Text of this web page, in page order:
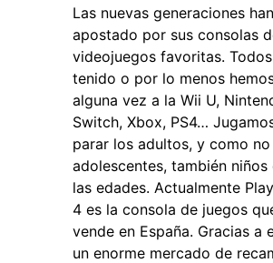
Las nuevas generaciones han
apostado por sus consolas
videojuegos favoritas.
tenido o por lo menos
alguna vez a la Wii U,
Switch, Xbox, PS4…
parar los adultos, y como
adolescentes, también
las edades. Actualmente
4 es la consola de juegos
vende en España. Gracias a
un enorme mercado de